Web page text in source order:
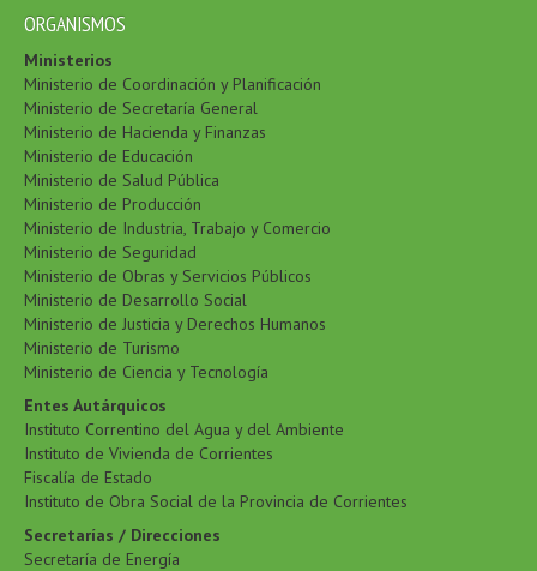
ORGANISMOS
Ministerios
Ministerio de Coordinación y Planificación
Ministerio de Secretaría General
Ministerio de Hacienda y Finanzas
Ministerio de Educación
Ministerio de Salud Pública
Ministerio de Producción
Ministerio de Industria, Trabajo y Comercio
Ministerio de Seguridad
Ministerio de Obras y Servicios Públicos
Ministerio de Desarrollo Social
Ministerio de Justicia y Derechos Humanos
Ministerio de Turismo
Ministerio de Ciencia y Tecnología
Entes Autárquicos
Instituto Correntino del Agua y del Ambiente
Instituto de Vivienda de Corrientes
Fiscalía de Estado
Instituto de Obra Social de la Provincia de Corrientes
Secretarías / Direcciones
Secretaría de Energía